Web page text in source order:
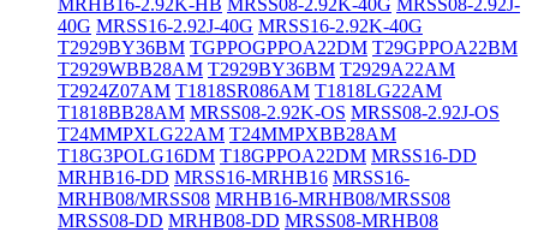
MRHB16-2.92K-HB MRSS08-2.92K-40G MRSS08-2.92J-
40G MRSS16-2.92J-40G MRSS16-2.92K-40G
T2929BY36BM TGPPOGPPOA22DM T29GPPOA22BM
T2929WBB28AM T2929BY36BM T2929A22AM
T2924Z07AM T1818SR086AM T1818LG22AM
T1818BB28AM MRSS08-2.92K-OS MRSS08-2.92J-OS
T24MMPXLG22AM T24MMPXBB28AM
T18G3POLG16DM T18GPPOA22DM MRSS16-DD
MRHB16-DD MRSS16-MRHB16 MRSS16-
MRHB08/MRSS08 MRHB16-MRHB08/MRSS08
MRSS08-DD MRHB08-DD MRSS08-MRHB08